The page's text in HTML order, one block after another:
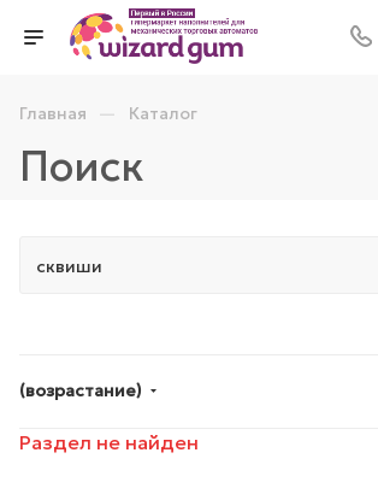
Главная — Каталог
Поиск
(возрастание)
Раздел не найден